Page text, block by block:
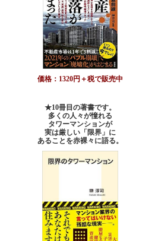
価格：1320円＋税で販売中
★10冊目の著書です。
多くの人々が憧れる
タワーマンションが
実は厳しい「限界」に
あることを赤裸々に語る。